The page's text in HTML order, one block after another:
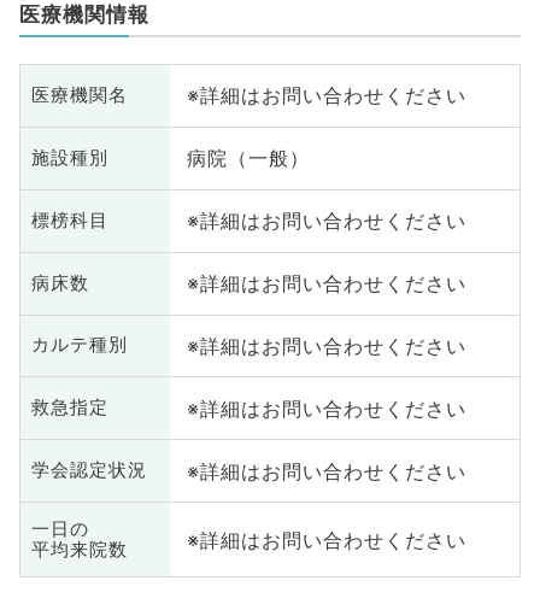
医療機関情報
医療機関名 ※詳細はお問い合わせください
施設種別 病院（一般）
標榜科目 ※詳細はお問い合わせください
病床数 ※詳細はお問い合わせください
カルテ種別 ※詳細はお問い合わせください
救急指定 ※詳細はお問い合わせください
学会認定状況 ※詳細はお問い合わせください
一日の
平均来院数
※詳細はお問い合わせください